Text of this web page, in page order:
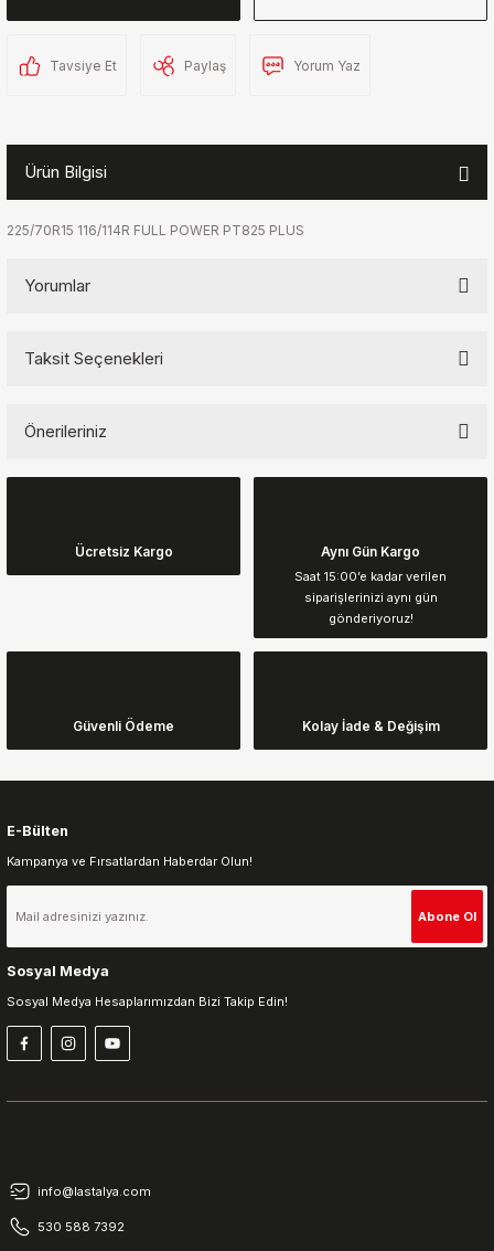
Tavsiye Et Paylaş Yorum Yaz
Ürün Bilgisi
225/70R15 116/114R FULL POWER PT825 PLUS
Yorumlar
Taksit Seçenekleri
Önerileriniz
Görüş ve önerileriniz için teşekkür ederiz.
Ürün resmi kalitesiz, bozuk veya görüntülenemiyor.
Ürün açıklamasında eksik bilgiler bulunuyor.
Gönder
Ücretsiz Kargo Aynı Gün Kargo
Saat 15:00’e kadar verilen
siparişlerinizi aynı gün
gönderiyoruz!
Güvenli Ödeme Kolay İade & Değişim
E-Bülten
Kampanya ve Fırsatlardan Haberdar Olun!
Abone Ol
Sosyal Medya
Sosyal Medya Hesaplarımızdan Bizi Takip Edin!
info@lastalya.com
530 588 7392